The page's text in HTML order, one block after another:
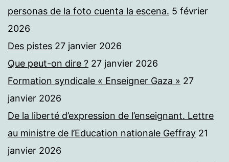
personas de la foto cuenta la escena. 5 février
2026
Des pistes 27 janvier 2026
Que peut-on dire ? 27 janvier 2026
Formation syndicale « Enseigner Gaza » 27
janvier 2026
De la liberté d’expression de l’enseignant. Lettre
au ministre de l’Education nationale Geffray 21
janvier 2026